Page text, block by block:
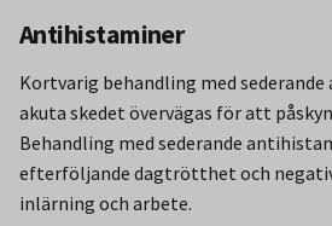
Antihistaminer
Kortvarig behandling med
akuta skedet övervägas för att
Behandling med sederande
efterföljande dagtrötthet och
inlärning och arbete.